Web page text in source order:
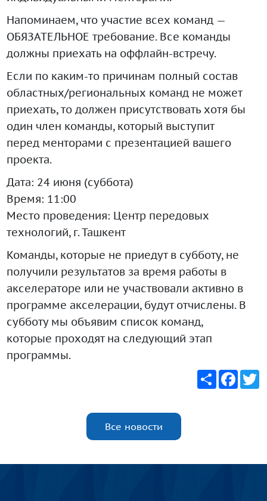
Напоминаем, что участие всех команд —
ОБЯЗАТЕЛЬНОЕ требование. Все команды
должны приехать на оффлайн-встречу.
Если по каким-то причинам полный состав
областных/региональных команд не может
приехать, то должен присутствовать хотя бы
один член команды, который выступит
перед менторами с презентацией вашего
проекта.
Дата: 24 июня (суббота)
Время: 11:00
Место проведения: Центр передовых
технологий, г. Ташкент
Команды, которые не приедут в субботу, не
получили результатов за время работы в
акселераторе или не участвовали активно в
программе акселерации, будут отчислены. В
субботу мы объявим список команд,
которые проходят на следующий этап
программы.
Share
Все новости